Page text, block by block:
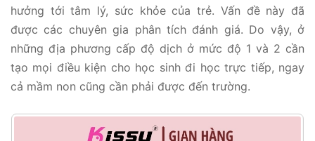
hưởng tới tâm lý, sức khỏe của trẻ. Vấn đề này đã
được các chuyên gia phân tích đánh giá. Do vậy, ở
những địa phương cấp độ dịch ở mức độ 1 và 2 cần
tạo mọi điều kiện cho học sinh đi học trực tiếp, ngay
cả mầm non cũng cần phải được đến trường.